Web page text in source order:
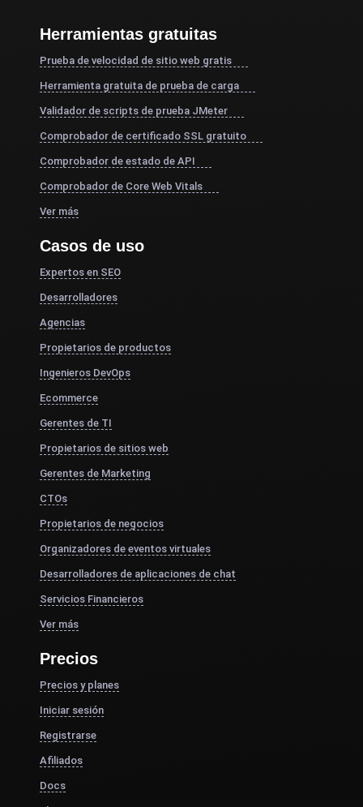
Herramientas gratuitas
Prueba de velocidad de sitio web gratis
Herramienta gratuita de prueba de carga
Validador de scripts de prueba JMeter
Comprobador de certificado SSL gratuito
Comprobador de estado de API
Comprobador de Core Web Vitals
Ver más
Casos de uso
Expertos en SEO
Desarrolladores
Agencias
Propietarios de productos
Ingenieros DevOps
Ecommerce
Gerentes de TI
Propietarios de sitios web
Gerentes de Marketing
CTOs
Propietarios de negocios
Organizadores de eventos virtuales
Desarrolladores de aplicaciones de chat
Servicios Financieros
Ver más
Precios
Precios y planes
Iniciar sesión
Registrarse
Afiliados
Docs